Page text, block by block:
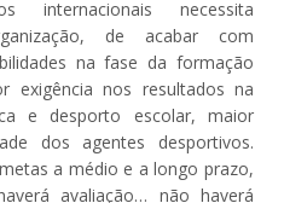
internacionais necessita
de acabar com
na fase da formação
exigência nos resultados na
e desporto escolar, maior
dos agentes desportivos.
a médio e a longo prazo,
avaliação… não haverá